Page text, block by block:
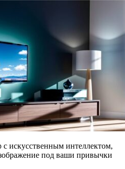
с искусственным интеллектом,
под ваши привычки